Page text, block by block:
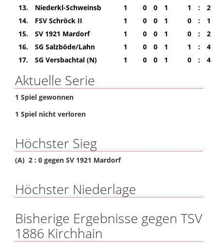
13.
Niederkl-Schweinsb 1 0 0 1 1 :
2
14.
FSV Schröck II 1 0 0 1 0 :
1
15.
SV 1921 Mardorf 1 0 0 1 0 :
2
16.
SG Salzböde/Lahn 1 0 0 1 1 :
4
17.
SG Versbachtal (N) 1 0 0 1 0 : 4
Aktuelle Serie
1 Spiel gewonnen
1 Spiel nicht verloren
Höchster Sieg
(A) 2 : 0 gegen SV 1921 Mardorf
Höchster Niederlage
Bisherige Ergebnisse gegen TSV
1886 Kirchhain